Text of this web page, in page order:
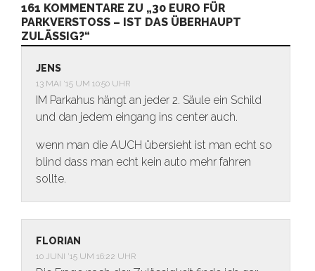
161 KOMMENTARE ZU „30 EURO FÜR
PARKVERSTOSS – IST DAS ÜBERHAUPT Z
ULÄSSIG?“
JENS
13 MAI ’15 UM 10:50 UHR
IM Parkahus hängt an jeder 2. Säule ein Schild
und dan jedem eingang ins center auch.
wenn man die AUCH übersieht ist man echt so
blind dass man echt kein auto mehr fahren
sollte.
FLORIAN
10 JUNI ’15 UM 16:22 UHR